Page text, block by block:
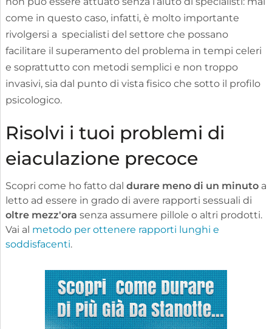
come in questo caso, infatti, è molto importante
rivolgersi a specialisti del settore che possano
facilitare il superamento del problema in tempi celeri
e soprattutto con metodi semplici e non troppo
invasivi, sia dal punto di vista fisico che sotto il profilo
psicologico.
Risolvi i tuoi problemi di
eiaculazione precoce
Scopri come ho fatto dal durare meno di un minutoa
letto ad essere in grado di avere rapporti sessuali di
oltre mezz'ora senza assumere pillole o altri prodotti.
Vai al metodo per ottenere rapporti lunghi e
soddisfacenti.